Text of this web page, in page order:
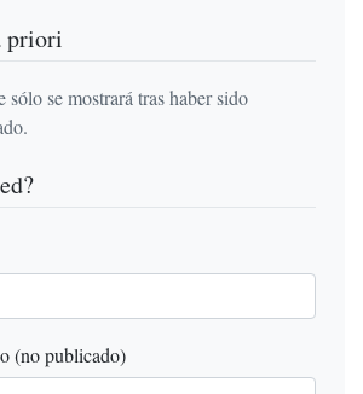
priori
sólo se mostrará tras haber sido
(no publicado)